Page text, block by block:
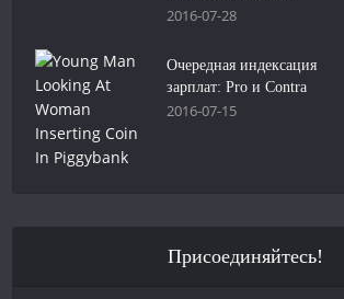
2016-07-28
Очередная индексация
зарплат: Pro и Contra
2016-07-15
Присоединяйтесь!